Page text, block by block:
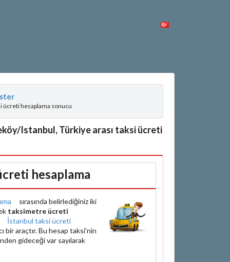
ücreti hesaplama sonucu
Istanbul, Türkiye arası taksi ücreti
hesaplama
sırasında belirlediğiniz iki
taksimetre ücreti
İstanbul taksi ücreti
bir araçtır. Bu hesap taksi'nin
gideceği var sayılarak